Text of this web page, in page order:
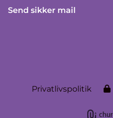
Send sikker mail
Privatlivspolitik